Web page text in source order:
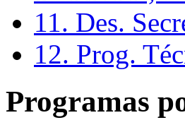
11. Des.
12. Prog.
Programas